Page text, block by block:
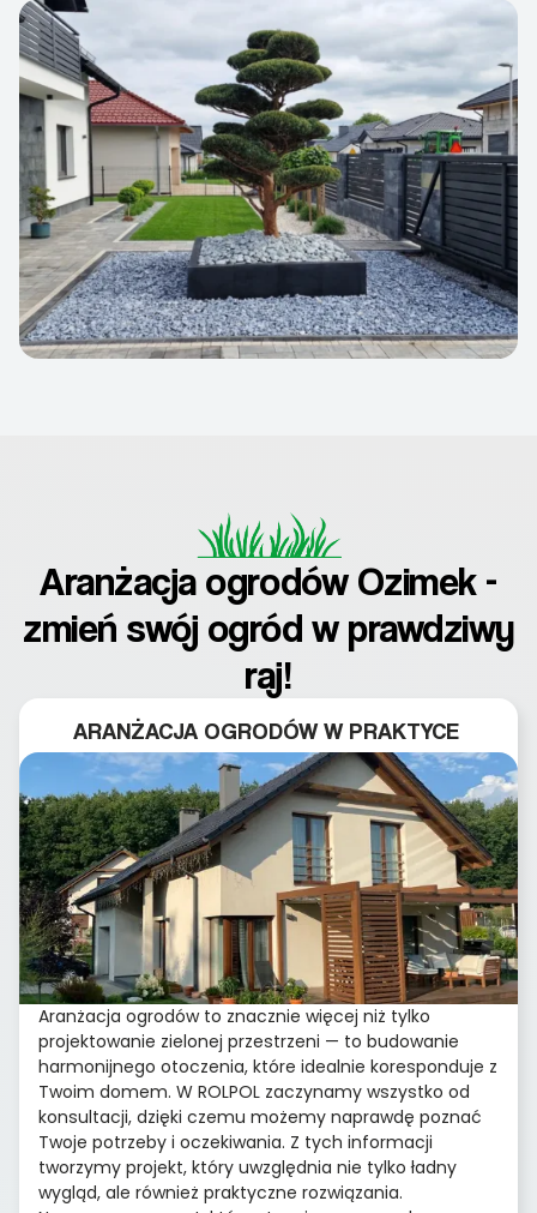
Aranżacja ogrodów Ozimek -
zmień swój ogród w prawdziwy
raj!
ARANŻACJA OGRODÓW W PRAKTYCE
Aranżacja ogrodów to znacznie więcej niż tylko
projektowanie zielonej przestrzeni — to budowanie
harmonijnego otoczenia, które idealnie koresponduje z
Twoim domem. W ROLPOL zaczynamy wszystko od
konsultacji, dzięki czemu możemy naprawdę poznać
Twoje potrzeby i oczekiwania. Z tych informacji
tworzymy projekt, który uwzględnia nie tylko ładny
wygląd, ale również praktyczne rozwiązania.